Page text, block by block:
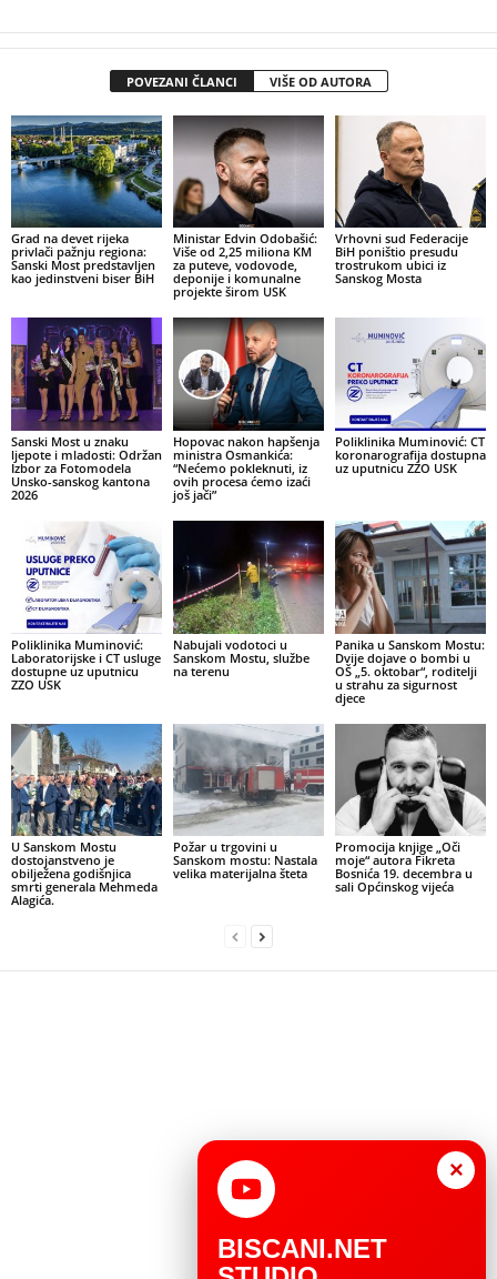
POVEZANI ČLANCI VIŠE OD AUTORA
Grad na devet rijeka
privlači pažnju regiona:
Sanski Most predstavljen
kao jedinstveni biser BiH
Ministar Edvin Odobašić:
Više od 2,25 miliona KM
za puteve, vodovode,
deponije i komunalne
projekte širom USK
Vrhovni sud Federacije
BiH poništio presudu
trostrukom ubici iz
Sanskog Mosta
Sanski Most u znaku
ljepote i mladosti: Održan
Izbor za Fotomodela
Unsko-sanskog kantona
2026
Hopovac nakon hapšenja
ministra Osmankića:
“Nećemo pokleknuti, iz
ovih procesa ćemo izaći
još jači”
Poliklinika Muminović: CT
koronarografija dostupna
uz uputnicu ZZO USK
Poliklinika Muminović:
Laboratorijske i CT usluge
dostupne uz uputnicu
ZZO USK
Nabujali vodotoci u
Sanskom Mostu, službe
na terenu
Panika u Sanskom Mostu:
Dvije dojave o bombi u
OŠ „5. oktobar“, roditelji
u strahu za sigurnost
djece
U Sanskom Mostu
dostojanstveno je
obilježena godišnjica
smrti generala Mehmeda
Alagića.
Požar u trgovini u
Sanskom mostu: Nastala
velika materijalna šteta
Promocija knjige „Oči
moje“ autora Fikreta
Bosnića 19. decembra u
sali Općinskog vijeća
×
BISCANI.NET